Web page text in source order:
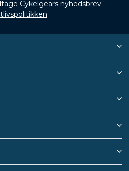
Cykelgears nyhedsbrev.
.